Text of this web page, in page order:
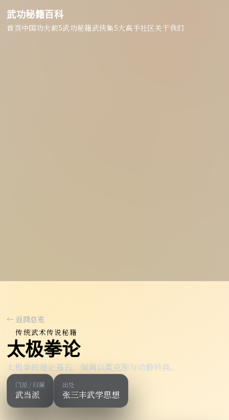
武功秘籍百科
首页中国功夫前5武功秘籍武侠集5大高手社区关于我们
← 返回总览
传统武术传说秘籍
太极拳论
太极拳的理论基石，强调以柔克刚与动静转换。
门派 / 归属
武当派
出处
张三丰武学思想